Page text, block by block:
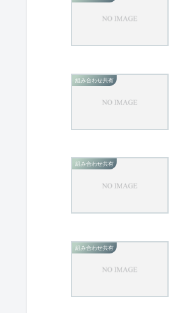
組み合わせ共有
組み合わせ共有
組み合わせ共有